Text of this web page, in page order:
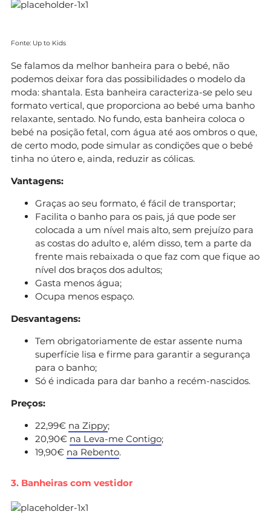
Fonte: Up to Kids
Se falamos da melhor banheira para o bebé, não
podemos deixar fora das possibilidades o modelo da
moda: shantala. Esta banheira caracteriza-se pelo seu
formato vertical, que proporciona ao bebé uma banho
relaxante, sentado. No fundo, esta banheira coloca o
bebé na posição fetal, com água até aos ombros o que,
de certo modo, pode simular as condições que o bebé
tinha no útero e, ainda, reduzir as cólicas.
Vantagens:
Graças ao seu formato, é fácil de transportar;
Facilita o banho para os pais, já que pode ser
colocada a um nível mais alto, sem prejuízo para
as costas do adulto e, além disso, tem a parte da
frente mais rebaixada o que faz com que fique ao
nível dos braços dos adultos;
Gasta menos água;
Ocupa menos espaço.
Desvantagens:
Tem obrigatoriamente de estar assente numa
superfície lisa e firme para garantir a segurança
para o banho;
Só é indicada para dar banho a recém-nascidos.
Preços:
22,99€ na Zippy;
20,90€ na Leva-me Contigo;
19,90€ na Rebento.
3. Banheiras com vestidor